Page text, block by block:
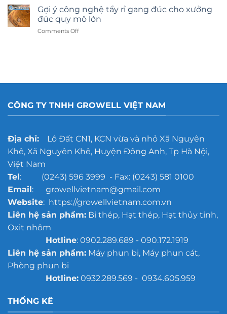
cát
kính
hay
dán
hơn?
Gợi ý công nghệ tẩy rỉ gang đúc cho xưởng
đúc quy mô lớn
Comments Offon
rỉ
cho
xưởng
quy
mô
lớn
CÔNG TY TNHH GROWELL VIỆT NAM
Địa chỉ:Lô Đất CN1, KCN vừa và nhỏ Xã Nguyên
Khê, Xã Nguyên Khê, Huyện Đông Anh, Tp Hà Nội,
Việt Nam
Tel: (0243) 596 3999 - Fax: (0243) 581 0100
Email: growellvietnam@gmail.com
Website: https://growellvietnam.com.vn
Liên hệ sản phẩm:Bi thép, Hạt thép, Hạt thủy tinh,
Oxit nhôm
Hotline: 0902.289.689 - 090.172.1919
Liên hệ sản phẩm:Máy phun bi, Máy phun cát,
Phòng phun bi
Hotline:0932.289.569 - 0934.605.959
THỐNG KÊ